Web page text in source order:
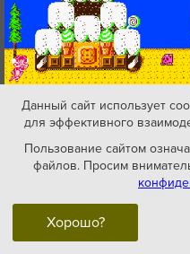
Данный сайт использует
для эффективного
Пользование сайтом
файлов. Просим
Хорошо?